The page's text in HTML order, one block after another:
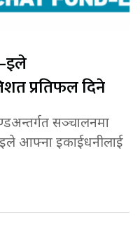
प्रतिफल दिने
सञ्चालनमा
आफ्ना इकाईधनीलाई